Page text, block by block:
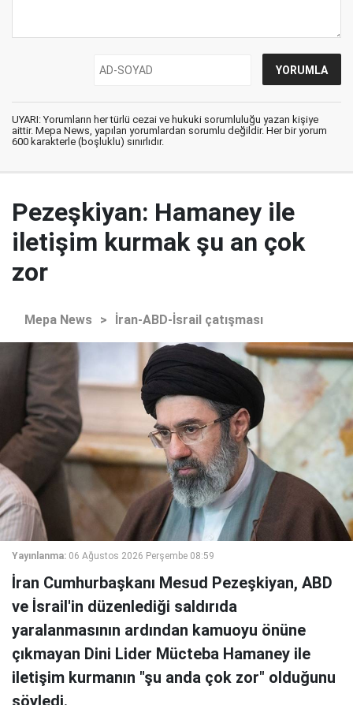
UYARI: Yorumların her türlü cezai ve hukuki sorumluluğu yazan kişiye
aittir. Mepa News, yapılan yorumlardan sorumlu değildir. Her bir yorum
600 karakterle (boşluklu) sınırlıdır.
Pezeşkiyan: Hamaney ile
iletişim kurmak şu an çok
zor
Mepa News > İran-ABD-İsrail çatışması
Yayınlanma: 06 Ağustos 2026 Perşembe 08:59
İran Cumhurbaşkanı Mesud Pezeşkiyan, ABD
ve İsrail'in düzenlediği saldırıda
yaralanmasının ardından kamuoyu önüne
çıkmayan Dini Lider Mücteba Hamaney ile
iletişim kurmanın "şu anda çok zor" olduğunu
söyledi.